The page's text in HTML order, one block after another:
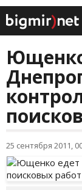
25 сентября 2011,